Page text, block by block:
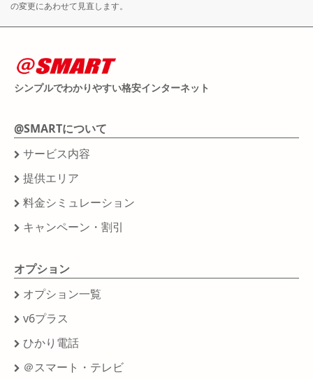
の変更にあわせて見直します。
シンプルでわかりやすい格安インターネット
@SMARTについて
サービス内容
提供エリア
料金シミュレーション
キャンペーン・割引
オプション
オプション一覧
v6プラス
ひかり電話
＠スマート・テレビ